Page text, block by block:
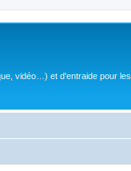
vidéo…) et d'entraide pour